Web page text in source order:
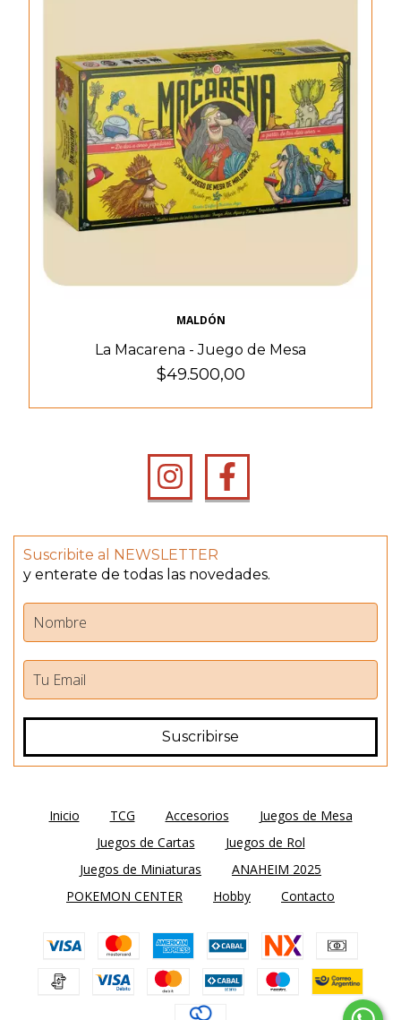
MALDÓN
La Macarena - Juego de Mesa
$49.500,00
Suscribite al NEWSLETTER
y enterate de todas las novedades.
Inicio TCG Accesorios
Juegos de Mesa
Juegos de Cartas
Juegos de Rol
Juegos de Miniaturas
ANAHEIM 2025
POKEMON CENTER
Hobby Contacto